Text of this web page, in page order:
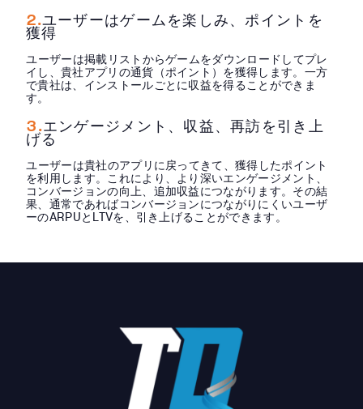
2.ユーザーはゲームを楽しみ、ポイントを
獲得
ユーザーは掲載リストからゲームをダウンロードしてプレ
イし、貴社アプリの通貨（ポイント）を獲得します。一方
で貴社は、インストールごとに収益を得ることができま
す。
3.エンゲージメント、収益、再訪を引き上
げる
ユーザーは貴社のアプリに戻ってきて、獲得したポイント
を利用します。これにより、より深いエンゲージメント、
コンバージョンの向上、追加収益につながります。その結
果、通常であればコンバージョンにつながりにくいユーザ
ーのARPUとLTVを、引き上げることができます。